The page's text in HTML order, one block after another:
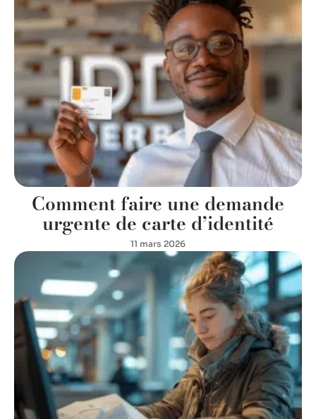
Comment faire une demande
urgente de carte d’identité
11 mars 2026